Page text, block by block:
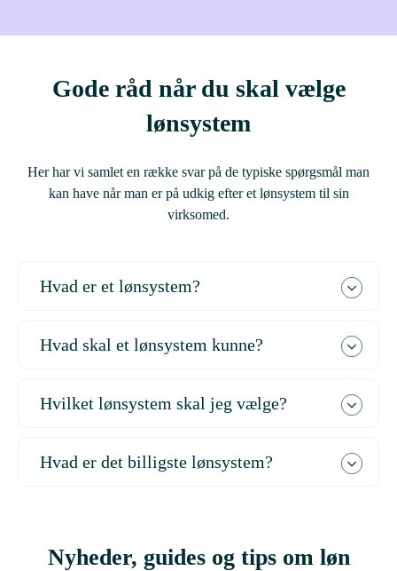
Gode råd når du skal vælge
lønsystem
Her har vi samlet en række svar på de typiske spørgsmål man
kan have når man er på udkig efter et lønsystem til sin
virksomed.
Hvad er et lønsystem?
Hvad skal et lønsystem kunne?
Hvilket lønsystem skal jeg vælge?
Hvad er det billigste lønsystem?
Nyheder, guides og tips om løn